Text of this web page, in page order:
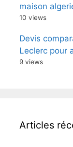
maison
10 views
Devis
Leclerc pour
9 views
Articles